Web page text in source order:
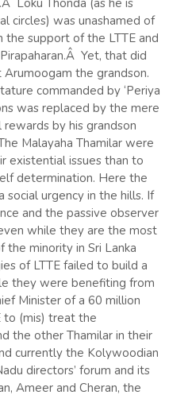
circles) was unashamed of
the support of the LTTE and
Yet, that did
the grandson.
commanded by ‘Periya
was replaced by the mere
by his grandson
Malayaha Thamilar were
existential issues than to
determination. Here the
urgency in the hills. If
and the passive observer
while they are the most
minority in Sri Lanka
of LTTE failed to build a
they were benefiting from
Minister of a 60 million
to (mis) treat the
the other Thamilar in their
currently the Kolywoodian
directors’ forum and its
Ameer and Cheran, the